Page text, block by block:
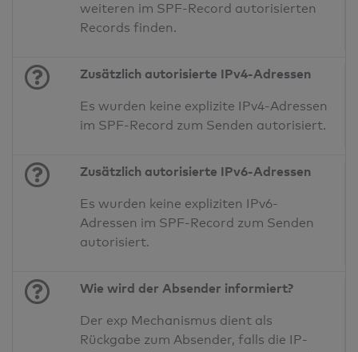
weiteren im SPF-Record autorisierten
Records finden.
Zusätzlich autorisierte IPv4-Adressen
Es wurden keine explizite IPv4-Adressen
im SPF-Record zum Senden autorisiert.
Zusätzlich autorisierte IPv6-Adressen
Es wurden keine expliziten IPv6-
Adressen im SPF-Record zum Senden
autorisiert.
Wie wird der Absender informiert?
Der exp Mechanismus dient als
Rückgabe zum Absender, falls die IP-